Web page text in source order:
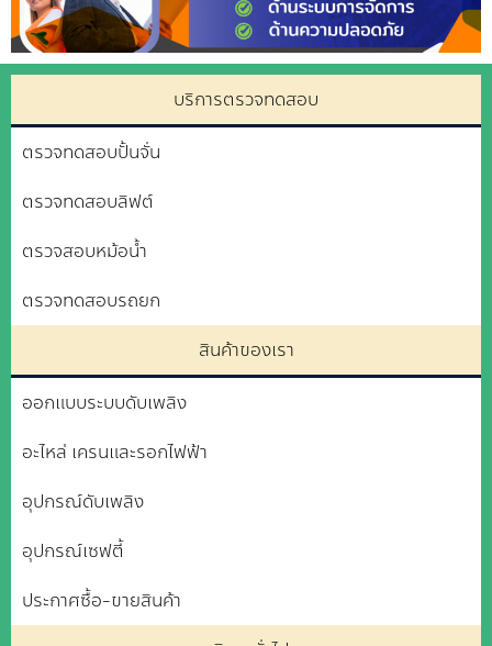
บริการตรวจทดสอบ
ตรวจทดสอบปั้นจั่น
ตรวจทดสอบลิฟต์
ตรวจสอบหม้อน้ำ
ตรวจทดสอบรถยก
สินค้าของเรา
ออกแบบระบบดับเพลิง
อะไหล่ เครนและรอกไฟฟ้า
อุปกรณ์ดับเพลิง
อุปกรณ์เซฟตี้
ประกาศซื้อ-ขายสินค้า